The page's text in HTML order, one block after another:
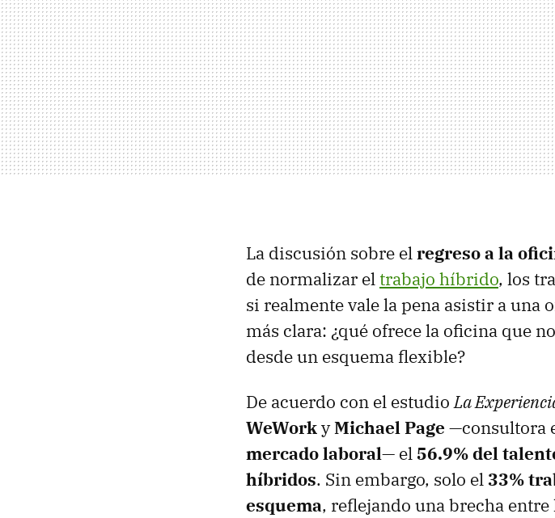
La discusión sobre elregreso a la
de normalizar eltrabajo híbrido, los
si realmente vale la pena asistir a una
más clara: ¿qué ofrece la oficina que
desde un esquema flexible?
De acuerdo con el estudioLa
WeWorkyMichael Page —consultora
mercado laboral— el 56.9% del
híbridos. Sin embargo, solo el 33%
esquema, reflejando una brecha